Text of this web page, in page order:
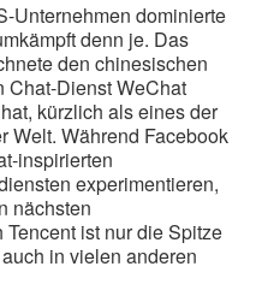
Unternehmen dominierte
denn je. Das
den chinesischen
Chat-Dienst WeChat
kürzlich als eines der
Welt. Während Facebook
inspirierten
experimentieren,
nächsten
ist nur die Spitze
in vielen anderen